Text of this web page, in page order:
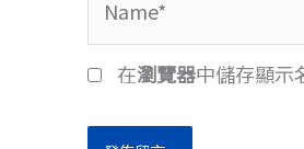
在瀏覽器中儲存顯示